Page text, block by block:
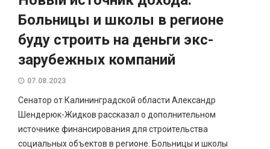
Больницы и школы в регионе
буду строить на деньги экс-
зарубежных компаний
07.08.2023
Сенатор от Калининградской области Александр
Шендерюк-Жидков рассказал о дополнительном
источнике финансирования для строительства
социальных объектов в регионе. Больницы и школы